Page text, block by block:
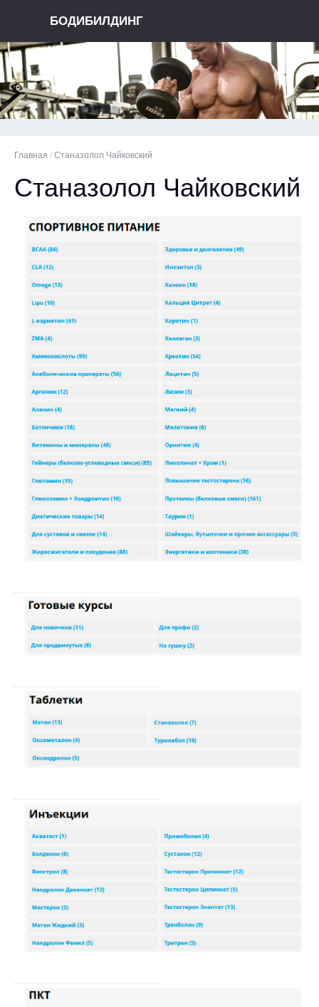
БОДИБИЛДИНГ
Главная / Станазолол Чайковский
Станазолол Чайковский